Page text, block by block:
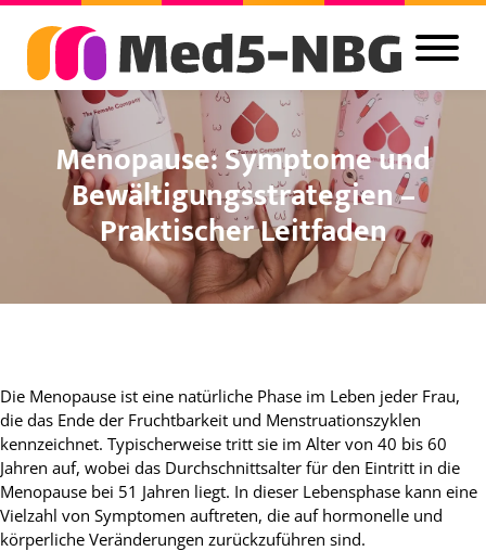
Menopause: Symptome und
Bewältigungsstrategien –
Praktischer Leitfaden
Die Menopause ist eine natürliche Phase im Leben jeder Frau,
die das Ende der Fruchtbarkeit und Menstruationszyklen
kennzeichnet. Typischerweise tritt sie im Alter von 40 bis 60
Jahren auf, wobei das Durchschnittsalter für den Eintritt in die
Menopause bei 51 Jahren liegt. In dieser Lebensphase kann eine
Vielzahl von Symptomen auftreten, die auf hormonelle und
körperliche Veränderungen zurückzuführen sind.